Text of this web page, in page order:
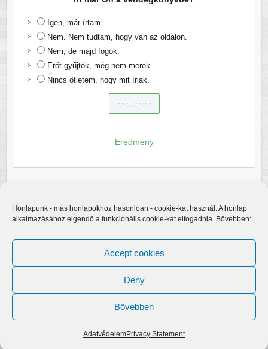
Honlapunk - más honlapokhoz hasonlóan - cookie-kat használ. A honlap
alkalmazásához elgendő a funkcionális cookie-kat elfogadnia. Bővebben:
Accept cookies
Deny
Bővebben
AdatvédelemPrivacy Statement
Igen, már írtam.
Nem. Nem tudtam, hogy van az oldalon.
Nem, de majd fogok.
Erőt gyűjtök, még nem merek.
Nincs ötletem, hogy mit írjak.
Eredmény
Egerfarmos.hu. A sablont készítette:
WordPress